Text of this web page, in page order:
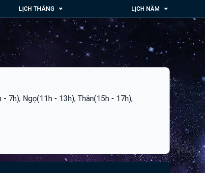
LỊCH THÁNG LỊCH NĂM
7h), Ngọ(11h - 13h), Thân(15h - 17h),